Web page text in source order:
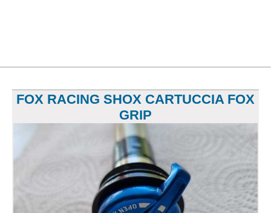
FOX RACING SHOX CARTUCCIA FOX
GRIP